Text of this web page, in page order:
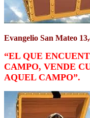
Evangelio San Mateo
“EL QUE
CAMPO, VENDE
AQUEL CAMPO”.